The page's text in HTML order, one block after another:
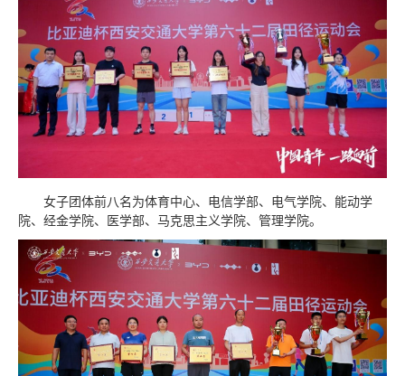
女子团体前八名为体育中心、电信学部、电气学院、能动学
院、经金学院、医学部、马克思主义学院、管理学院。